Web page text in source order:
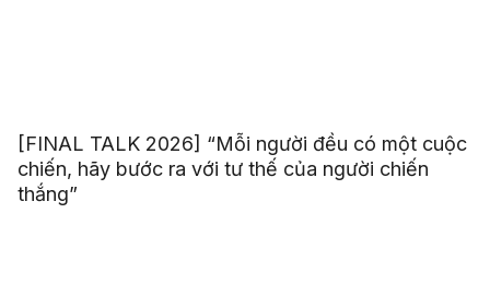
[FINAL TALK 2026] “Mỗi người đều có một cuộc
chiến, hãy bước ra với tư thế của người chiến
thắng”